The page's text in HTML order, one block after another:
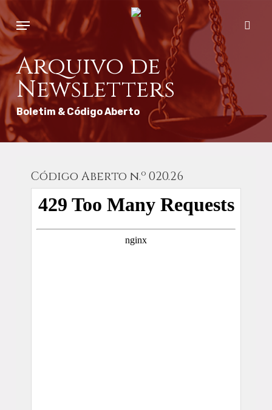
Skip
to
main
content
Menu
Arquivo de
Newsletters
Boletim & Código Aberto
Código Aberto n.º 020.26